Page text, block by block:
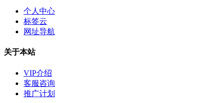
个人中心
标签云
网址导航
关于本站
VIP介绍
客服咨询
推广计划